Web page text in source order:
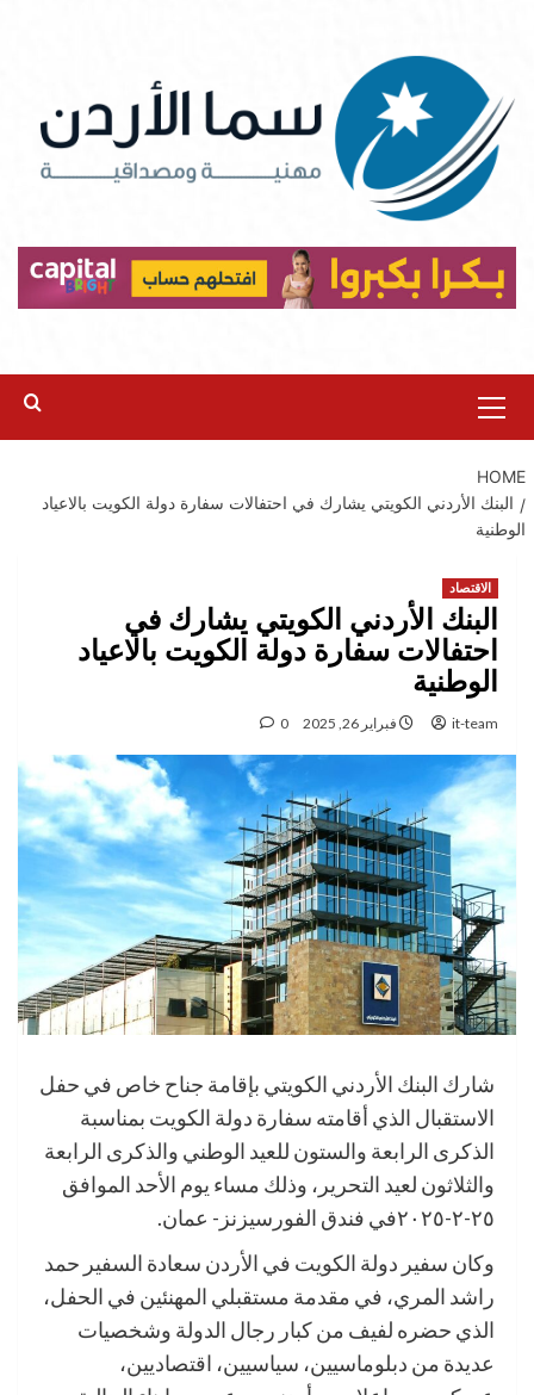
content
Menu
HOME
البنك الأردني الكويتي يشارك في احتفالات سفارة دولة الكويت بالاعياد
الوطنية
الاقتصاد
البنك الأردني الكويتي يشارك في
احتفالات سفارة دولة الكويت بالاعياد
الوطنية
it-team فبراير 26, 2025 0
شارك البنك الأردني الكويتي بإقامة جناح خاص في حفل
الاستقبال الذي أقامته سفارة دولة الكويت بمناسبة
الذكرى الرابعة والستون للعيد الوطني والذكرى الرابعة
والثلاثون لعيد التحرير، وذلك مساء يوم الأحد الموافق
٢٥-٢-٢٠٢٥في فندق الفورسيزنز- عمان.
وكان سفير دولة الكويت في الأردن سعادة السفير حمد
راشد المري، في مقدمة مستقبلي المهنئين في الحفل،
الذي حضره لفيف من كبار رجال الدولة وشخصيات
عديدة من دبلوماسيين، سياسيين، اقتصاديين،